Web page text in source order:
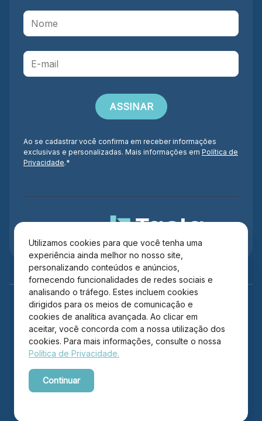
Utilizamos cookies para que você tenha uma
experiência ainda melhor no nosso site,
personalizando conteúdos e anúncios,
fornecendo funcionalidades de redes sociais e
analisando o tráfego. Estes incluem cookies
dirigidos para os meios de comunicação e
cookies de analítica avançada. Ao clicar em
aceitar, você concorda com a nossa utilização dos
cookies. Para mais informações, consulte o nossa
Política de Privacidade.
Continuar
Ao se cadastrar você confirma em receber informações
exclusivas e personalizadas. Mais informações em Política de
Privacidade.*
Copyright © 2026 Itajaí Shopping – Todos os direitos